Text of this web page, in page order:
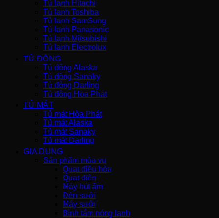
Tủ lạnh Hitachi
Tủ lạnh Toshiba
Tủ lạnh SamSung
Tủ lạnh Panasonic
Tủ lạnh Mitsubishi
Tủ lạnh Electrolux
TỦ ĐÔNG
Tủ đông Alaska
Tủ đông Sanaky
Tủ đông Darling
Tủ đông Hòa Phát
TỦ MÁT
Tủ mát Hòa Phát
Tủ mát Alaska
Tủ mát Sanaky
Tủ mát Darling
GIA DỤNG
Sản phẩm mùa vụ
Quạt điều hòa
Quạt điện
Máy hút ẩm
Đèn sưởi
Máy sưởi
Bình tắm nóng lạnh